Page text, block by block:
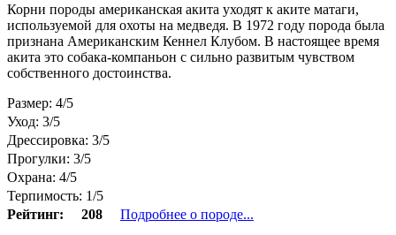
Корни породы американская акита уходят к аките матаги,
используемой для охоты на медведя. В 1972 году порода была
признана Американским Кеннел Клубом. В настоящее время
акита это собака-компаньон с сильно развитым чувством
собственного достоинства.
Размер: 4/5
Уход: 3/5
Дрессировка: 3/5
Прогулки: 3/5
Охрана: 4/5
Терпимость: 1/5
Рейтинг:
208 Подробнее о породе...